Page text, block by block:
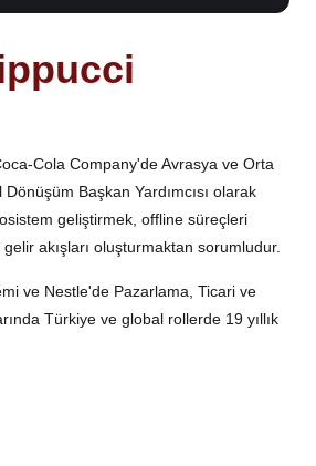
Cola Company'de Avrasya ve Orta
Başkan Yardımcısı olarak
geliştirmek, offline süreçleri
akışları oluşturmaktan sorumludur.
ve Nestle'de Pazarlama, Ticari ve
Türkiye ve global rollerde 19 yıllık